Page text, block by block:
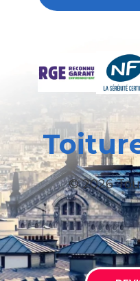
© 2026